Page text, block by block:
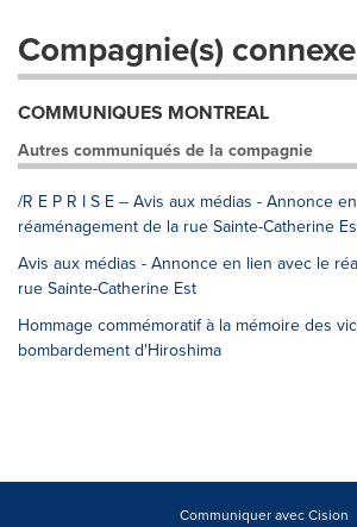
Compagnie(s)
COMMUNIQUES MONTREAL
Autres communiqués de la compagnie
/R E P R I S E -- Avis aux médias - Annonce
réaménagement de la rue Sainte-Catherine
Avis aux médias - Annonce en lien avec le
rue Sainte-Catherine Est
Hommage commémoratif à la mémoire des
bombardement d'Hiroshima
Communiquer avec Cision